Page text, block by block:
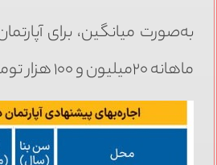
ماهانه ۲۰‌میلیون و ۱۰۰ هزار تومان به‌همراه ۶۵۴‌میلیون و ۷۰۰ هزار تومان پرداخت کنند.